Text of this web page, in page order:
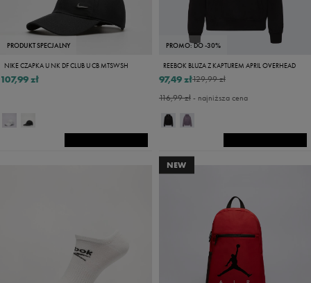
PRODUKT SPECJALNY
NIKE CZAPKA U NK DF CLUB U CB MTSWSH
107,99 zł
PROMO: DO -30%
REEBOK BLUZA Z KAPTUREM APRIL OVERHEAD
129,99 zł
97,49 zł
116,99 zł- najniższa cena
NEW